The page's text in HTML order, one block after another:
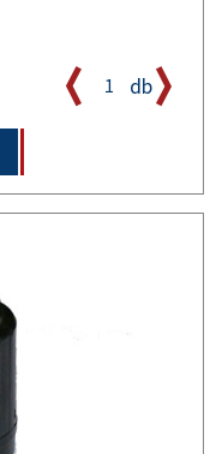
db